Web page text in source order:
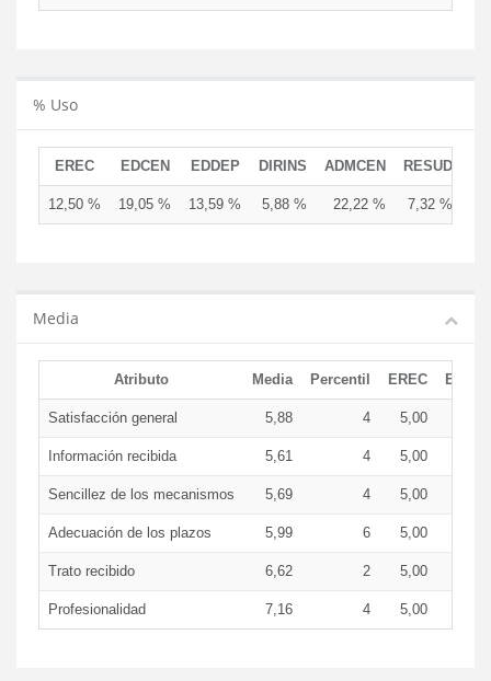
% Uso
EREC EDCEN EDDEP DIRINS ADMCEN RESUD
12,50 % 19,05 % 13,59 % 5,88 % 22,22 % 7,32 %
Media
Atributo Media Percentil EREC
Satisfacción general 5,88 4 5,00
Información recibida 5,61 4 5,00
Sencillez de los mecanismos 5,69 4 5,00
Adecuación de los plazos 5,99 6 5,00
Trato recibido 6,62 2 5,00
Profesionalidad 7,16 4 5,00